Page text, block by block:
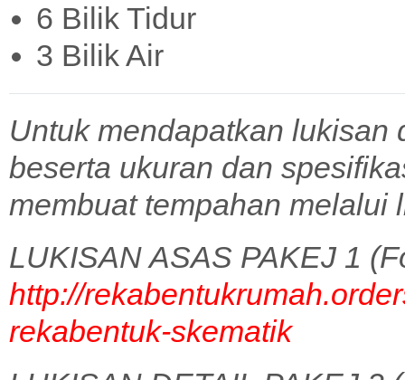
6 Bilik Tidur
3 Bilik Air
Untuk mendapatkan
beserta ukuran dan
membuat tempahan melalui
LUKISAN ASAS PAKEJ 1
http://
rekabentuk-skematik